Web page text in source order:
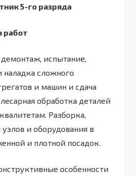
5-го разряда
работ
испытание,
наладка сложного
и машин и сдача
обработка деталей
Разборка,
и оборудования в
и плотной посадок.
особенности